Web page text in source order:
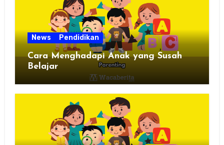
News Pendidikan
Cara Menghadapi Anak yang Susah
Belajar